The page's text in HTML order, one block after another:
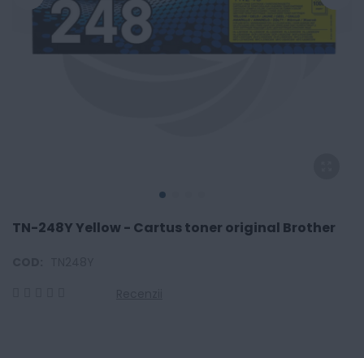
TN-248Y Yellow - Cartus toner original Brother